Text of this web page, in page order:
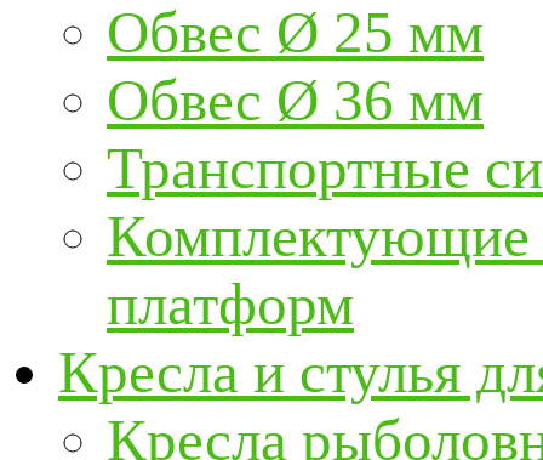
Обвес Ø 25 мм
Обвес Ø 36 мм
Транспортные
Комплектующие
платформ
Кресла и стулья
Кресла